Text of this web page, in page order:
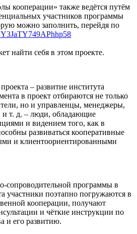
кооперации» также ведётся путём
участников программы
можно заполнить, перейдя по
найти себя в этом проекте.
– развитие института
в проект отбираются не только
но и управленцы, менеджеры,
и т. д. – люди, обладающие
и видением того, как в
развиваться кооперативные
и клиентоориентированными
сопроводительной программы в
участники поэтапно погружаются в
кооперации, получают
и чёткие инструкции по
и его развитию.